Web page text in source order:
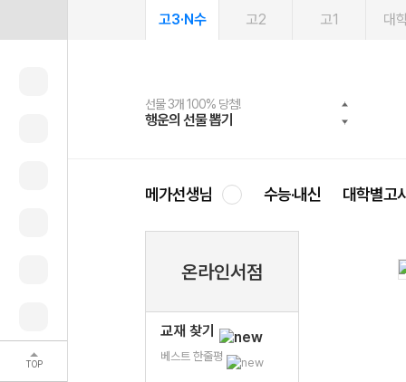
TOP
고3·N수 고2 고1 대
선물 3개 100% 당첨!
행운의 선물 뽑기
선물 100% 증정!
메가스터디 X 올리브
여름방학 스터디 캐시백
메가런 썸머스쿨
2027 러셀 단과
강사 공개선발
스마트러닝앱
설문 EVENT
메가패스
3일 무료 체험권
메가패스 수강생 무료혜택!
메가클럽 멤버십
사회공헌 캠페인
희망이룸 메가나눔
메가선생님 수능·내신 대학별고
온라인서점
교재 찾기
베스트 한줄평